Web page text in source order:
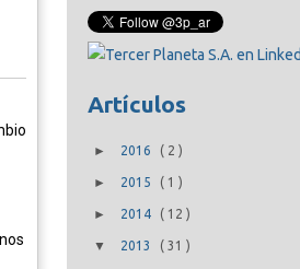
Artículos
► 2016 ( 2)
► 2015 ( 1)
► 2014 ( 12)
▼ 2013 (31)